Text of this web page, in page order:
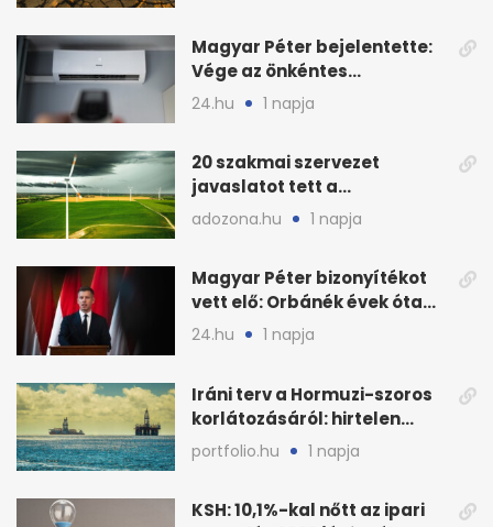
Magyar Péter bejelentette:
Vége az önkéntes
fogyasztáscsökkentésnek
24.hu 1 napja
20 szakmai szervezet
javaslatot tett a
fenntartható szélenergia-
adozona.hu 1 napja
Magyar Péter bizonyítékot
vett elő: Orbánék évek óta
tudtak az energiarendszer
összeomlásáról
24.hu 1 napja
Iráni terv a Hormuzi-szoros
korlátozásáról: hirtelen
megugrott az olajár
portfolio.hu 1 napja
KSH: 10,1%-kal nőtt az ipari